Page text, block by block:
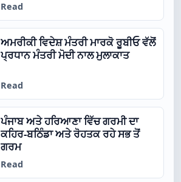
Read
ਅਮਰੀਕੀ ਵਿਦੇਸ਼ ਮੰਤਰੀ ਮਾਰਕੋ ਰੂਬੀਓ ਵੱਲੋਂ
ਪ੍ਰਧਾਨ ਮੰਤਰੀ ਮੋਦੀ ਨਾਲ ਮੁਲਾਕਾਤ
Read
ਪੰਜਾਬ ਅਤੇ ਹਰਿਆਣਾ ਵਿੱਚ ਗਰਮੀ ਦਾ
ਕਹਿਰ-ਬਠਿੰਡਾ ਅਤੇ ਰੋਹਤਕ ਰਹੇ ਸਭ ਤੋਂ
ਗਰਮ
Read